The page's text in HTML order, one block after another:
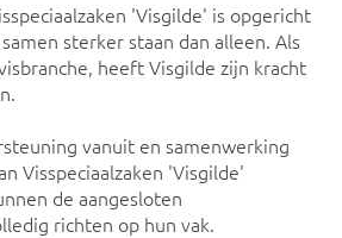
'Visgilde' is opgericht
sterker staan dan alleen. Als
heeft Visgilde zijn kracht
vanuit en samenwerking
Visspeciaalzaken 'Visgilde'
de aangesloten
richten op hun vak.